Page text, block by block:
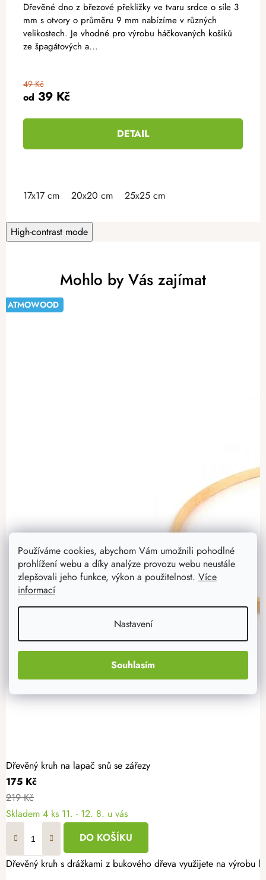
Používáme cookies, abychom Vám umožnili pohodlné
prohlížení webu a díky analýze provozu webu neustále
zlepšovali jeho funkce, výkon a použitelnost. Více
informací
Nastavení
Souhlasím
od 39 Kč
49 Kč
DETAIL
Dřevěné dno z březové překližky ve tvaru srdce o síle 3
mm s otvory o průměru 9 mm nabízíme v různých
velikostech. Je vhodné pro výrobu háčkovaných košíků
ze špagátových a...
17x17 cm 20x20 cm 25x25 cm
High-contrast mode
Mohlo by Vás zajímat
-20%
Dřevěný kruh na lapač snů se zářezy
175 Kč
219 Kč
Skladem 4 ks 11. - 12. 8. u vás
DO KOŠÍKU
Dřevěný kruh s drážkami z bukového dřeva využijete na
ATMOWOOD